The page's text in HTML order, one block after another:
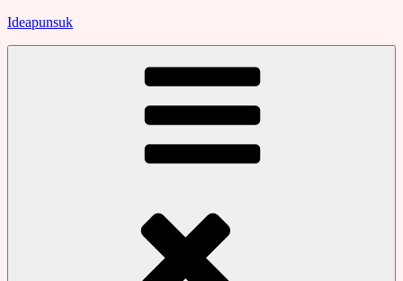
Skip
Ideapunsuk